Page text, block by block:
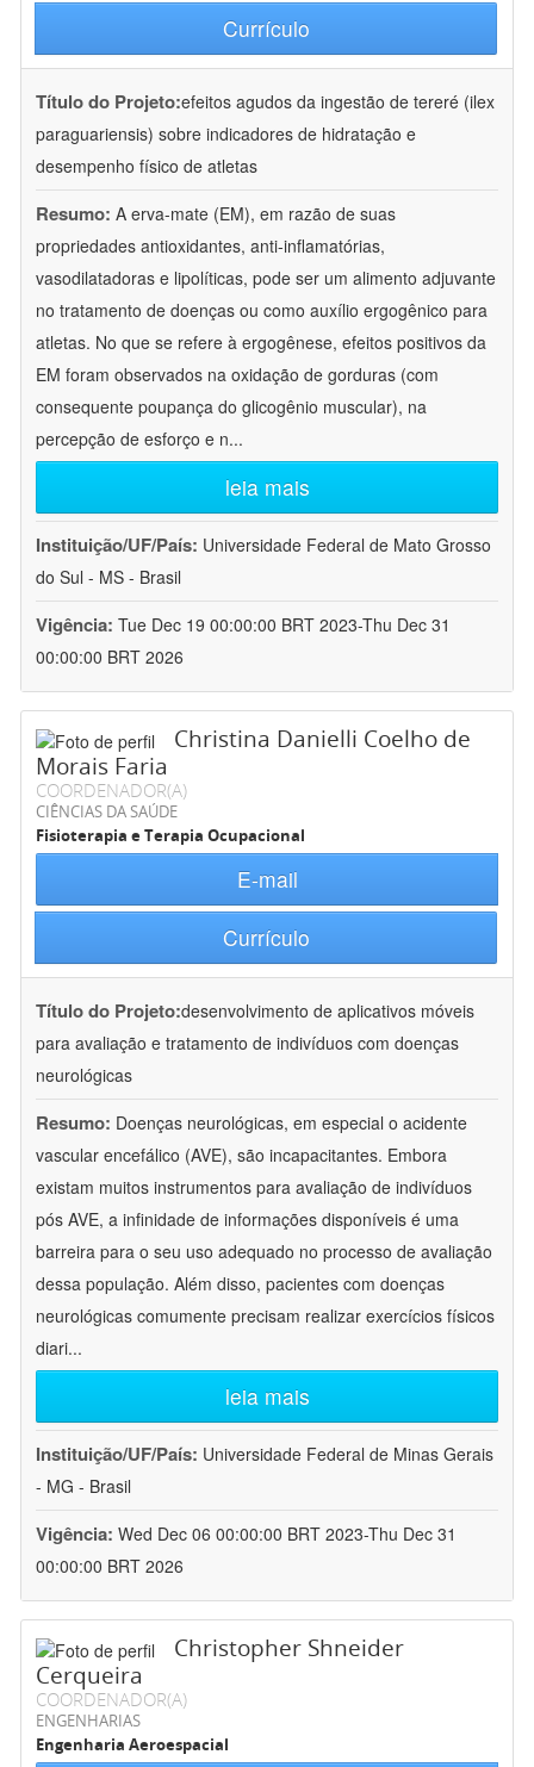
Currículo
Título do Projeto:efeitos agudos da ingestão de tereré (ilex
paraguariensis) sobre indicadores de hidratação e
desempenho físico de atletas
Resumo: A erva-mate (EM), em razão de suas
propriedades antioxidantes, anti-inflamatórias,
vasodilatadoras e lipolíticas, pode ser um alimento adjuvante
no tratamento de doenças ou como auxílio ergogênico para
atletas. No que se refere à ergogênese, efeitos positivos da
EM foram observados na oxidação de gorduras (com
consequente poupança do glicogênio muscular), na
percepção de esforço e n...
leia mais
Instituição/UF/País: Universidade Federal de Mato Grosso
do Sul - MS - Brasil
Vigência: Tue Dec 19 00:00:00 BRT 2023-Thu Dec 31
00:00:00 BRT 2026
Christina Danielli Coelho de
Morais Faria
COORDENADOR(A)
CIÊNCIAS DA SAÚDE
Fisioterapia e Terapia Ocupacional
E-mail
Currículo
Título do Projeto:desenvolvimento de aplicativos móveis
para avaliação e tratamento de indivíduos com doenças
neurológicas
Resumo: Doenças neurológicas, em especial o acidente
vascular encefálico (AVE), são incapacitantes. Embora
existam muitos instrumentos para avaliação de indivíduos
pós AVE, a infinidade de informações disponíveis é uma
barreira para o seu uso adequado no processo de avaliação
dessa população. Além disso, pacientes com doenças
neurológicas comumente precisam realizar exercícios físicos
diari...
leia mais
Instituição/UF/País: Universidade Federal de Minas Gerais
- MG - Brasil
Vigência: Wed Dec 06 00:00:00 BRT 2023-Thu Dec 31
00:00:00 BRT 2026
Christopher Shneider
Cerqueira
COORDENADOR(A)
ENGENHARIAS
Engenharia Aeroespacial